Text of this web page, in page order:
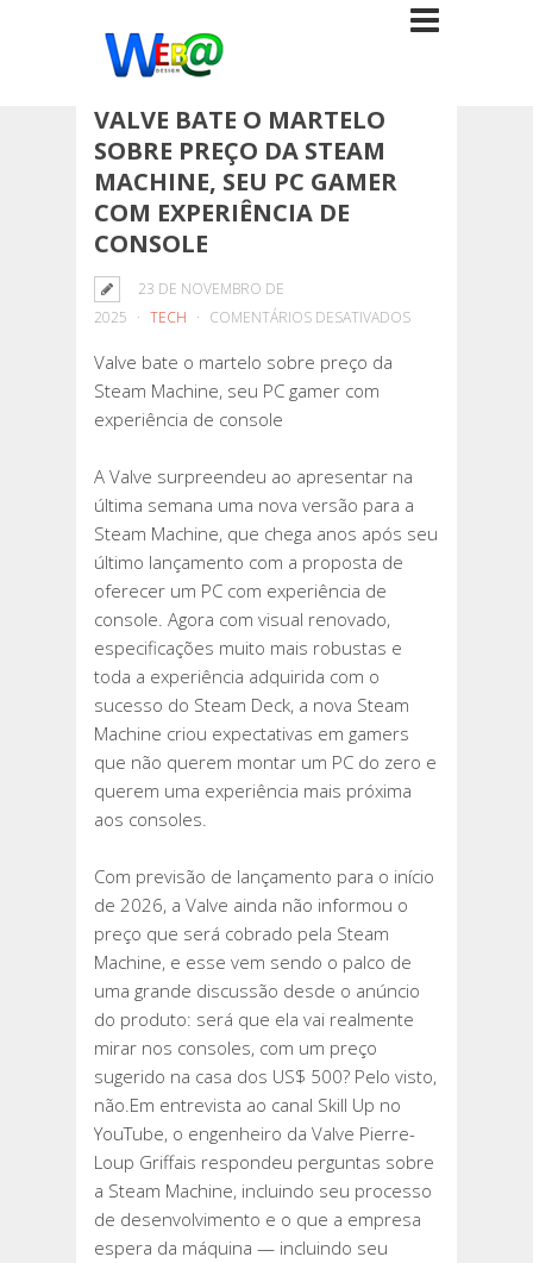
VALVE BATE O MARTELO
SOBRE PREÇO DA STEAM
MACHINE, SEU PC GAMER
COM EXPERIÊNCIA DE
CONSOLE
23 DE NOVEMBRO DE
2025
TECH COMENTÁRIOS DESATIVADOSEM
PREÇO
DA
STEAM
CONSOLE
Valve bate o martelo sobre preço da
Steam Machine, seu PC gamer com
experiência de console
A Valve surpreendeu ao apresentar na
última semana uma nova versão para a
Steam Machine, que chega anos após seu
último lançamento com a proposta de
oferecer um PC com experiência de
console. Agora com visual renovado,
especificações muito mais robustas e
toda a experiência adquirida com o
sucesso do Steam Deck, a nova Steam
Machine criou expectativas em gamers
que não querem montar um PC do zero e
querem uma experiência mais próxima
aos consoles.
Com previsão de lançamento para o início
de 2026, a Valve ainda não informou o
preço que será cobrado pela Steam
Machine, e esse vem sendo o palco de
uma grande discussão desde o anúncio
do produto: será que ela vai realmente
mirar nos consoles, com um preço
sugerido na casa dos US$ 500? Pelo visto,
não.Em entrevista ao canal Skill Up no
YouTube, o engenheiro da Valve Pierre-
Loup Griffais respondeu perguntas sobre
a Steam Machine, incluindo seu processo
de desenvolvimento e o que a empresa
espera da máquina — incluindo seu